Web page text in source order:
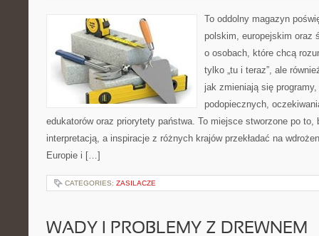
To oddolny magazyn
polskim, europejskim oraz
o osobach, które chcą
tylko „tu i teraz”, ale
jak zmieniają się
podopiecznych,
edukatorów oraz priorytety państwa. To miejsce stworzone po to,
interpretacją, a inspiracje z różnych krajów przekładać na
Europie i […]
CATEGORIES: ZASILACZE
WADY I PROBLEMY Z DREWNEM